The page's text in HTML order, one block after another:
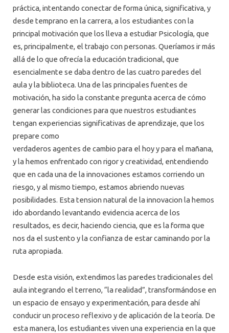
práctica, intentando conectar de forma única, significativa, y
desde temprano en la carrera, a los estudiantes con la
principal motivación que los lleva a estudiar Psicología, que
es, principalmente, el trabajo con personas. Queríamos ir más
allá de lo que ofrecía la educación tradicional, que
esencialmente se daba dentro de las cuatro paredes del
aula y la biblioteca. Una de las principales fuentes de
motivación, ha sido la constante pregunta acerca de cómo
generar las condiciones para que nuestros estudiantes
tengan experiencias significativas de aprendizaje, que los
prepare como
verdaderos agentes de cambio para el hoy y para el mañana,
y la hemos enfrentado con rigor y creatividad, entendiendo
que en cada una de la innovaciones estamos corriendo un
riesgo, y al mismo tiempo, estamos abriendo nuevas
posibilidades. Esta tension natural de la innovacion la hemos
ido abordando levantando evidencia acerca de los
resultados, es decir, haciendo ciencia, que es la forma que
nos da el sustento y la confianza de estar caminando por la
ruta apropiada.
Desde esta visión, extendimos las paredes tradicionales del
aula integrando el terreno, “la realidad”, transformándose en
un espacio de ensayo y experimentación, para desde ahí
conducir un proceso reflexivo y de aplicación de la teoría. De
esta manera, los estudiantes viven una experiencia en la que